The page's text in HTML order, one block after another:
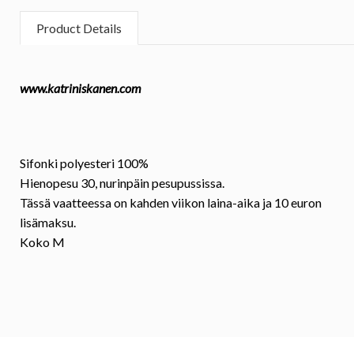
Product Details
www.katriniskanen.com
Sifonki polyesteri 100%
Hienopesu 30, nurinpäin pesupussissa.
Tässä vaatteessa on kahden viikon laina-aika ja 10 euron
lisämaksu.
Koko M